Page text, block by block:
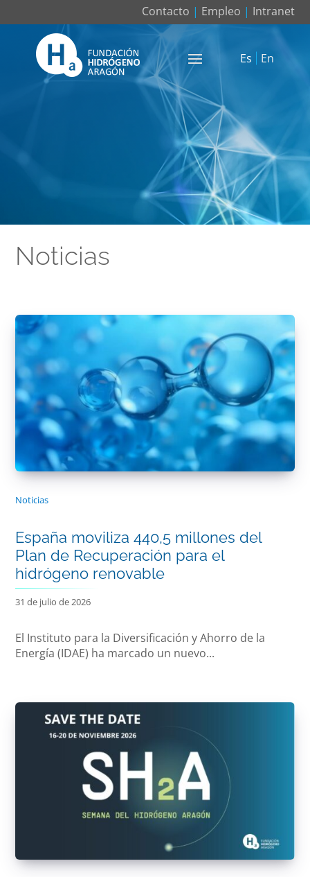
Contacto | Empleo | Intranet
Es En
Noticias
Noticias
España moviliza 440,5 millones del
Plan de Recuperación para el
hidrógeno renovable
31 de julio de 2026
El Instituto para la Diversificación y Ahorro de la
Energía (IDAE) ha marcado un nuevo...